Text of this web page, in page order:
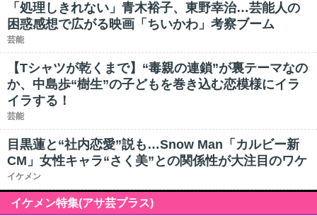
「処理しきれない」青木裕子、東野幸治…芸能人の
困惑感想で広がる映画「ちいかわ」考察ブーム
芸能
【Tシャツが乾くまで】“毒親の連鎖”が裏テーマなの
か、中島歩“樹生”の子どもを巻き込む恋模様にイラ
イラする！
芸能
目黒蓮と“社内恋愛”説も…Snow Man「カルビー新
CM」女性キャラ“さく美”との関係性が大注目のワケ
イケメン
イケメン特集(アサ芸プラス)